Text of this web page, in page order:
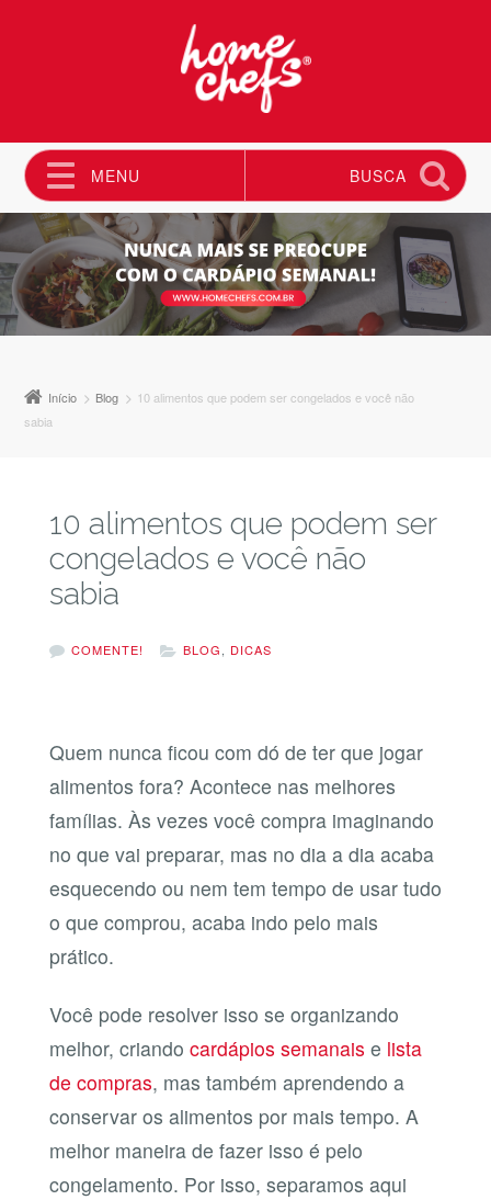
MENU
Pular para o conteúdo
BUSCA
Início Blog
10 alimentos que podem ser congelados e você não
sabia
10 alimentos que podem ser
congelados e você não
sabia
COMENTE! BLOG, DICAS
Quem nunca ficou com dó de ter que jogar
alimentos fora? Acontece nas melhores
famílias. Às vezes você compra imaginando
no que vai preparar, mas no dia a dia acaba
esquecendo ou nem tem tempo de usar tudo
o que comprou, acaba indo pelo mais
prático.
Você pode resolver isso se organizando
melhor, criando cardápios semanais e lista
de compras, mas também aprendendo a
conservar os alimentos por mais tempo. A
melhor maneira de fazer isso é pelo
congelamento. Por isso, separamos aqui